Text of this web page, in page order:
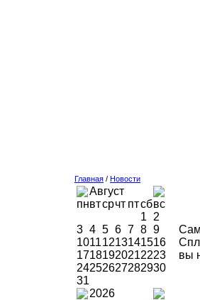
Главная / Новости
Август
пнвтсрчт птсбвс
1
2
3 4 5 6 7 8 9
10111213141516
17181920212223
24252627282930
31
2026
вы